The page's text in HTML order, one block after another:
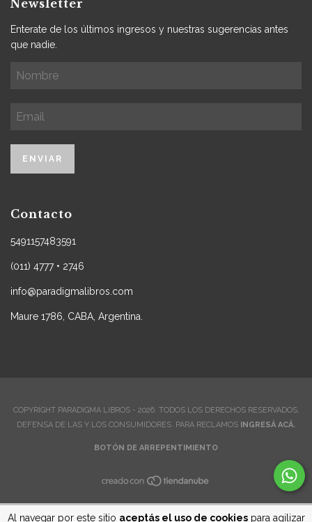
Al navegar por este sitio aceptás el uso de cookiespara agilizar
Newsletter
Enterate de los últimos ingresos y nuestras sugerencias antes
que nadie.
Contacto
5491157483591
(011) 4777 • 2746
info@paradigmalibros.com
Maure 1786, CABA, Argentina.
COPYRIGHT PARADIGMA LIBROS - 2026. TODOS LOS DERECHOS RESERVADOS.
DEFENSA DE LAS Y LOS CONSUMIDORES. PARA RECLAMOS INGRESÁ ACÁ.
BOTÓN DE ARREPENTIMIENTO